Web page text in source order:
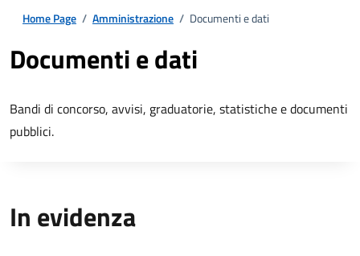
Home Page / Amministrazione / Documenti e dati
Documenti e dati
Bandi di concorso, avvisi, graduatorie, statistiche e documenti
pubblici.
In evidenza